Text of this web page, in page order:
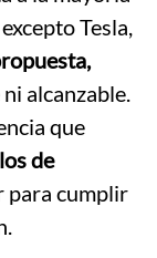
Tesla,
alcanzable.
que
de
para cumplir